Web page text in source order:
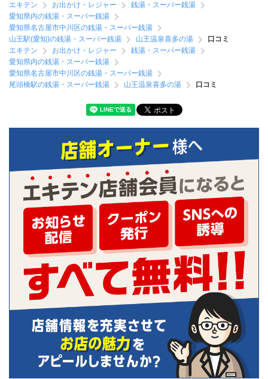
エキテン
お出かけ・レジャー
銭湯・スーパー銭湯
愛知県内の銭湯・スーパー銭湯
愛知県名古屋市中川区の銭湯・スーパー銭湯
山王駅(愛知)の銭湯・スーパー銭湯
山王温泉喜多の湯
口コミ
エキテン
お出かけ・レジャー
銭湯・スーパー銭湯
愛知県内の銭湯・スーパー銭湯
愛知県名古屋市中川区の銭湯・スーパー銭湯
尾頭橋駅の銭湯・スーパー銭湯
山王温泉喜多の湯 口コミ